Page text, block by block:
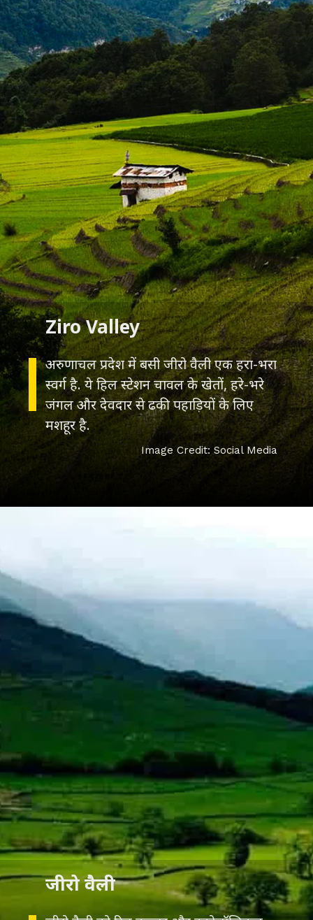
अरुणाचल प्रदेश में बसी जीरो वैली एक हरा-भरा
स्वर्ग है. ये हिल स्टेशन चावल के खेतों, हरे-भरे
जंगल और देवदार से ढकी पहाड़ियों के लिए
Ziro Valley
जीरो वैली